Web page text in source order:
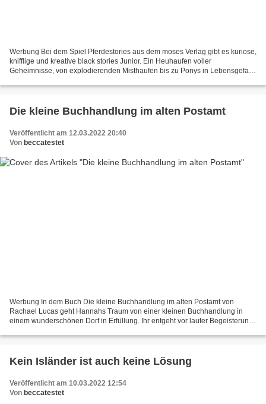
Werbung Bei dem Spiel Pferdestories aus dem moses Verlag gibt es kuriose,
knifflige und kreative black stories Junior. Ein Heuhaufen voller
Geheimnisse, von explodierenden Misthaufen bis zu Ponys in Lebensgefahr.
Die kleine Buchhandlung im alten Postamt
Veröffentlicht am 12.03.2022 20:40
Von beccatestet
Werbung In dem Buch Die kleine Buchhandlung im alten Postamt von
Rachael Lucas geht Hannahs Traum von einer kleinen Buchhandlung in
einem wunderschönen Dorf in Erfüllung. Ihr entgeht vor lauter Begeisterung,
Kein Isländer ist auch keine Lösung
Veröffentlicht am 10.03.2022 12:54
Von beccatestet